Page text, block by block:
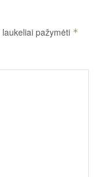
laukeliai pažymėti *